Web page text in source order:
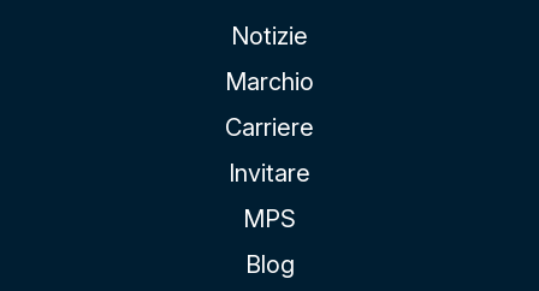
Notizie
Marchio
Carriere
Invitare
MPS
Blog